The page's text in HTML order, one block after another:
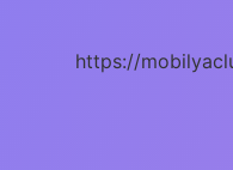
https://